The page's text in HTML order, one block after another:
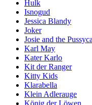
Hulk
Isnogud
Jessica Blandy
Joker
Josie and the
Karl May
Kater Karlo
Kit der Ranger
Kitty Kids
Klarabella
Klein Adlerauge
König der Löwen